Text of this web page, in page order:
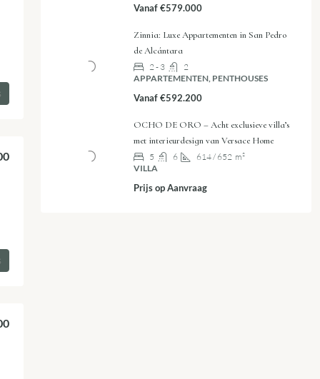
Vanaf€579.000
Zinnia: Luxe Appartementen in San Pedro
de Alcántara
2 - 3
2
APPARTEMENTEN, PENTHOUSES
Vanaf€592.200
OCHO DE ORO – Acht exclusieve villa’s
met interieurdesign van Versace Home
5 6 614 / 652 m²
VILLA
Prijs op Aanvraag